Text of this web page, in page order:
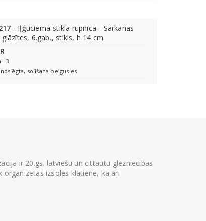
- Iļģuciema stikla rūpnīca - Sarkanas
6.gab., stikls, h 14 cm
3
solīšana beigusies
ir 20.gs. latviešu un cittautu glezniecības
organizētas izsoles klātienē, kā arī